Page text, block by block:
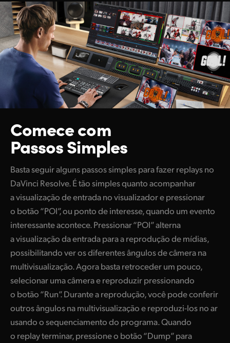
Comece com
Passos Simples
Basta seguir alguns passos simples para fazer replays no
DaVinci Resolve. É tão simples quanto acompanhar
a visualização de entrada no visualizador e pressionar
o botão “POI”, ou ponto de interesse, quando um evento
interessante acontece. Pressionar “POI” alterna
a visualização da entrada para a reprodução de mídias,
possibilitando ver os diferentes ângulos de câmera na
multivisualização. Agora basta retroceder um pouco,
selecionar uma câmera e reproduzir pressionando
o botão “Run”. Durante a reprodução, você pode conferir
outros ângulos na multivisualização e reproduzi-los no ar
usando o sequenciamento do programa. Quando
o replay terminar, pressione o botão “Dump” para